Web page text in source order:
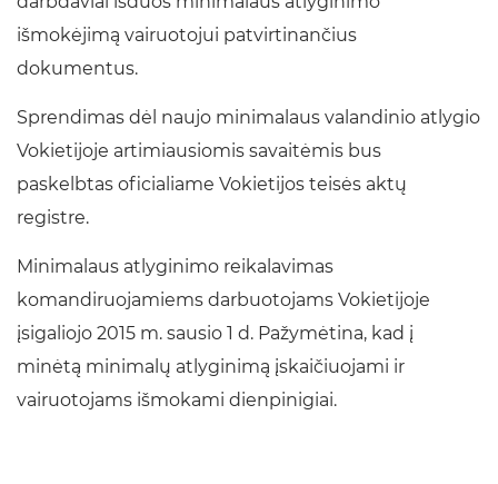
išmokėjimą vairuotojui patvirtinančius
dokumentus.
Sprendimas dėl naujo minimalaus valandinio atlygio
Vokietijoje artimiausiomis savaitėmis bus
paskelbtas oficialiame Vokietijos teisės aktų
registre.
Minimalaus atlyginimo reikalavimas
komandiruojamiems darbuotojams Vokietijoje
įsigaliojo 2015 m. sausio 1 d. Pažymėtina, kad į
minėtą minimalų atlyginimą įskaičiuojami ir
vairuotojams išmokami dienpinigiai.